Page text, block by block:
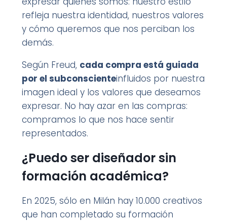
refleja nuestra identidad, nuestros valores
y cómo queremos que nos perciban los
demás.
Según Freud, cada compra está guiada
por el subconscienteinfluidos por nuestra
imagen ideal y los valores que deseamos
expresar. No hay azar en las compras:
compramos lo que nos hace sentir
representados.
¿Puedo ser diseñador sin
formación académica?
En 2025, sólo en Milán hay 10.000 creativos
que han completado su formación